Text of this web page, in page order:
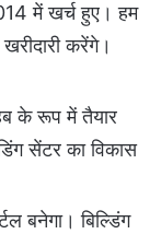
में खर्च हुए। हम
करेंगे।
के रूप में तैयार
सेंटर का विकास
बनेगा। बिल्डिंग